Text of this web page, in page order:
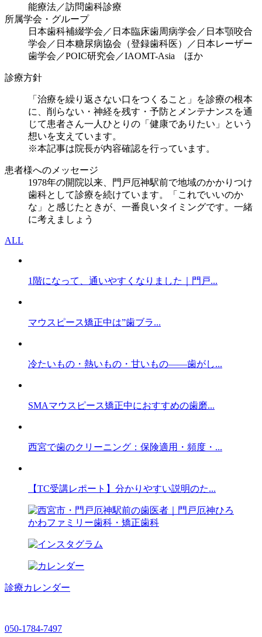
能療法／訪問歯科診療
所属学会・グループ
日本歯科補綴学会／日本臨床歯周病学会／日本顎咬合
学会／日本糖尿病協会（登録歯科医）／日本レーザー
歯学会／POIC研究会／IAOMT-Asia ほか
診療方針
「治療を繰り返さない口をつくること」を診療の根本
に、削らない・神経を残す・予防とメンテナンスを通
じて患者さん一人ひとりの「健康でありたい」という
想いを支えています。
※本記事は院長が内容確認を行っています。
患者様へのメッセージ
1978年の開院以来、門戸厄神駅前で地域のかかりつけ
歯科として診療を続けています。「これでいいのか
な」と感じたときが、一番良いタイミングです。一緒
に考えましょう
ALL
1階になって、通いやすくなりました｜門戸...
マウスピース矯正中は”歯ブラ...
冷たいもの・熱いもの・甘いもの——歯がし...
SMAマウスピース矯正中におすすめの歯磨...
西宮で歯のクリーニング：保険適用・頻度・...
【TC受講レポート】分かりやすい説明のた...
診療カレンダー
050-1784-7497